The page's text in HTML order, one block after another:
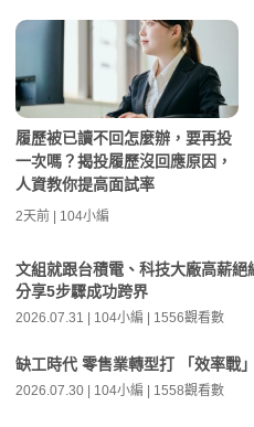
履歷被已讀不回怎麼辦，要再投
一次嗎？揭投履歷沒回應原因，
人資教你提高面試率
2天前 | 104小編
文組就跟台積電、科技大廠高薪絕
分享5步驟成功跨界
2026.07.31 | 104小編 | 1556觀看數
缺工時代 零售業轉型打 「效率戰」
2026.07.30 | 104小編 | 1558觀看數